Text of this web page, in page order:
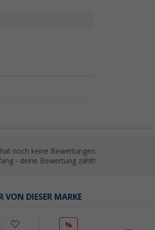
noch keine Bewertungen.
- deine Bewertung zählt!
VON DIESER MARKE
%